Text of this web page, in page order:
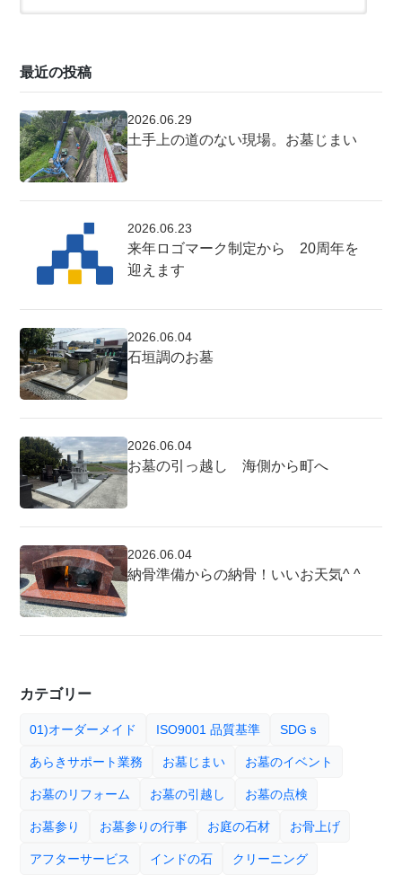
最近の投稿
2026.06.29
土手上の道のない現場。お墓じまい
2026.06.23
来年ロゴマーク制定から 20周年を
迎えます
2026.06.04
石垣調のお墓
2026.06.04
お墓の引っ越し 海側から町へ
2026.06.04
納骨準備からの納骨！いいお天気^ ^
カテゴリー
01)オーダーメイド ISO9001 品質基準 SDGｓ
あらきサポート業務 お墓じまい お墓のイベント
お墓のリフォーム お墓の引越し お墓の点検
お墓参り お墓参りの行事 お庭の石材 お骨上げ
アフターサービス インドの石 クリーニング